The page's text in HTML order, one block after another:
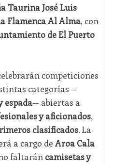
Taurina José Luis
Flamenca Al Alma, con
de El Puerto
competiciones
categorías —
espada— abiertas a
y aficionados,
clasificados. La
a cargo de Aroa Cala
faltarán camisetas y